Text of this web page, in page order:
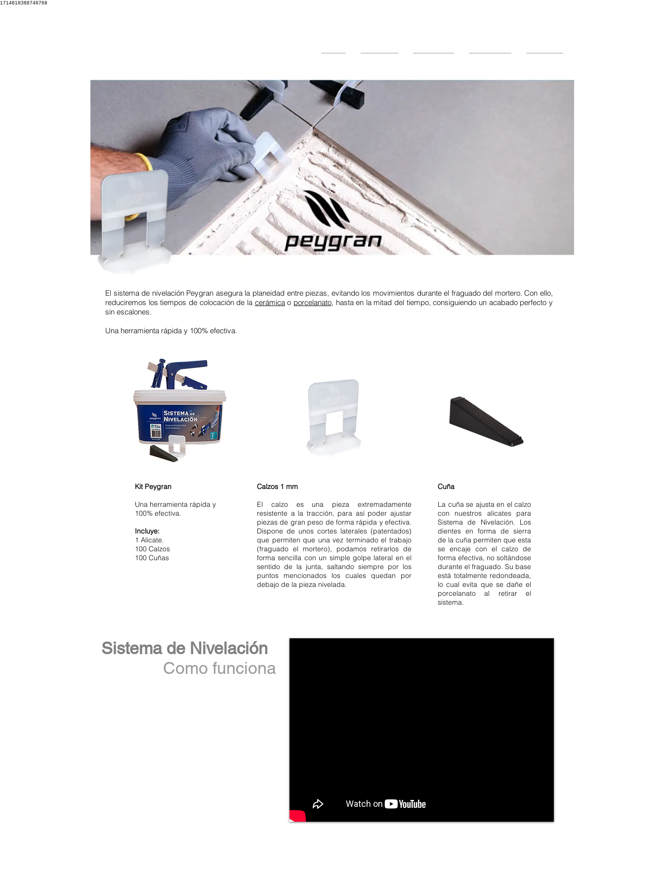
1714818388748768
El sistema de nivelación Peygran asegura la planeidad entre piezas, evitando los movimientos durante el fraguado del mortero. Con ello,
reduciremos los tiempos de colocación de la cerámicao porcelanato, hasta en la mitad del tiempo, consiguiendo un acabado perfecto y
sin escalones.
Una herramienta rápida y 100% efectiva.
Sistema de Nivelación
Kit Peygran
Una herramienta rápida y
100% efectiva.
Incluye:
1 Alicate.
100 Calzos
100 Cuñas
Calzos 1 mm
El calzo es una pieza extremadamente
resistente a la tracción, para así poder ajustar
piezas de gran peso de forma rápida y efectiva.
Dispone de unos cortes laterales (patentados)
que permiten que una vez terminado el trabajo
(fraguado el mortero), podamos retirarlos de
forma sencilla con un simple golpe lateral en el
sentido de la junta, saltando siempre por los
puntos mencionados los cuales quedan por
debajo de la pieza nivelada.
Cuña
La cuña se ajusta en el calzo
con nuestros alicates para
Sistema de Nivelación. Los
dientes en forma de sierra
de la cuña permiten que esta
se encaje con el calzo de
forma efectiva, no soltándose
durante el fraguado. Su base
está totalmente redondeada,
lo cual evita que se dañe el
porcelanato al retirar el
sistema.
Como funciona
Sistema de Nivelación